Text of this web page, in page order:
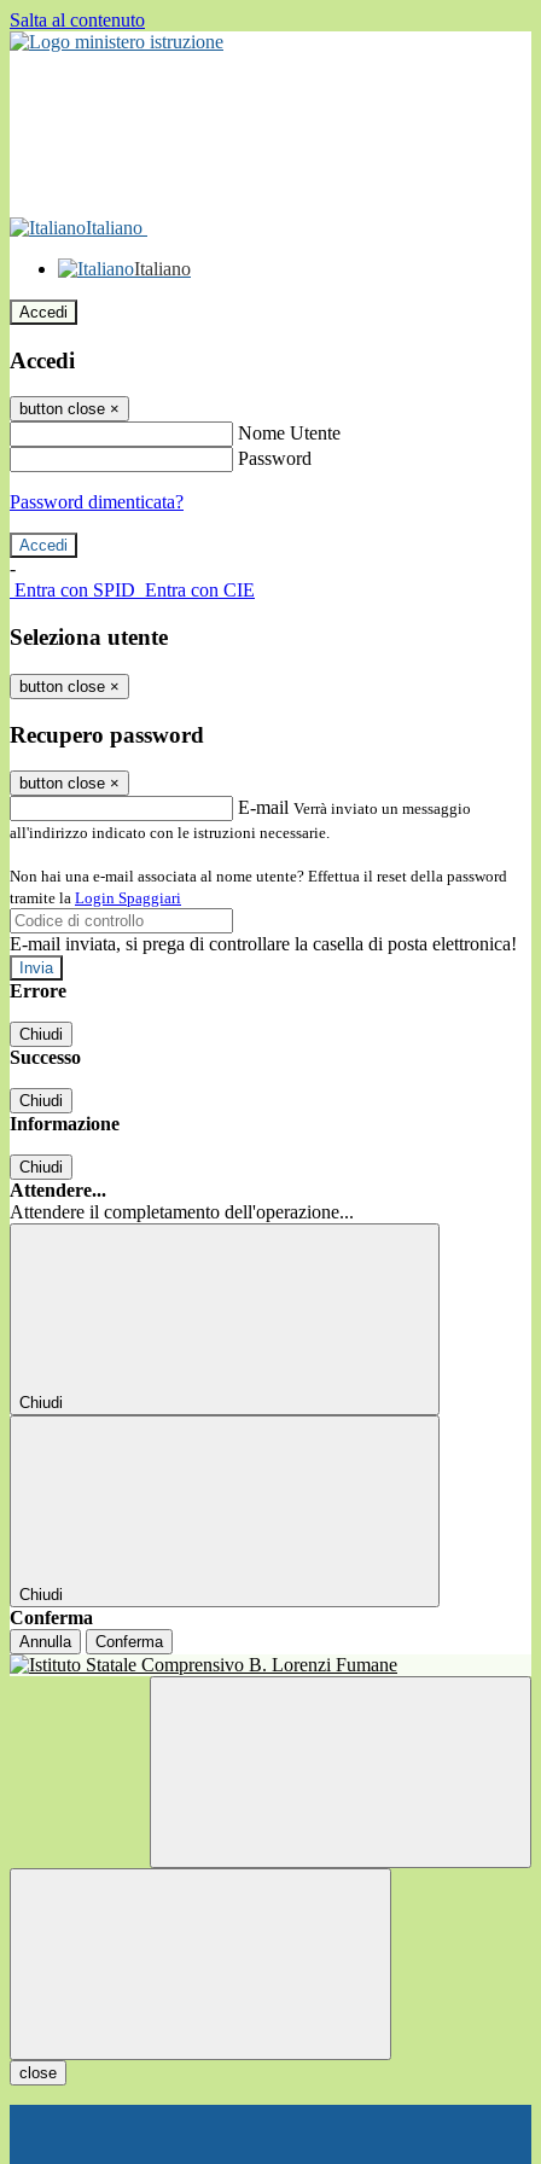
Salta al contenuto
Italiano
Italiano
Accedi
Accedi
button close ×
Nome Utente
Password
Password dimenticata?
-
Entra con SPID Entra con CIE
Seleziona utente
button close ×
Recupero password
button close ×
E-mail Verrà inviato un messaggio
all'indirizzo indicato con le istruzioni necessarie.
Non hai una e-mail associata al nome utente? Effettua il reset della password
tramite la Login Spaggiari
E-mail inviata, si prega di controllare la casella di posta elettronica!
Errore
Chiudi
Successo
Chiudi
Informazione
Chiudi
Attendere...
Attendere il completamento dell'operazione...
Chiudi
Chiudi
Conferma
Annulla Conferma
close